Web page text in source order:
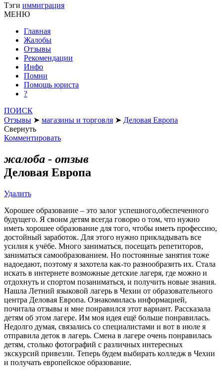
Тэги иммиграция
МЕНЮ
Главная
Жалобы
Отзывы
Рекомендации
Инфо
Помни
Помощь юриста
?
ПОИСК
Отзывы ➤ магазины и торговля ➤ Деловая Европа
Свернуть
Комментировать
жалоба - отзыв
Деловая Европа
Удалить
Хорошее образование – это залог успешного,обеспеченного
будущего. Я своим детям всегда говорю о том, что нужно
иметь хорошее образование для того, чтобы иметь профессию,
достойный заработок. Для этого нужно прикладывать все
усилия к учёбе. Много заниматься, посещать репетиторов,
заниматься самообразованием. Но постоянные занятия тоже
надоедают, поэтому я захотела как-то разнообразить их. Стала
искать в интернете возможные детские лагеря, где можно и
отдохнуть и спортом позаниматься, и получить новые знания.
Нашла Летний языковой лагерь в Чехии от образовательного
центра Деловая Европа. Ознакомилась информацией,
почитала отзывы и мне понравился этот вариант. Рассказала
детям об этом лагере. Им моя идея ещё больше понравилась.
Недолго думая, связались со специалистами и вот в июле я
отправила деток в лагерь. Смена в лагере очень понравилась
детям, столько фотографий с различных интересных
экскурсий привезли. Теперь будем выбирать колледж в Чехии
и получать европейское образование.